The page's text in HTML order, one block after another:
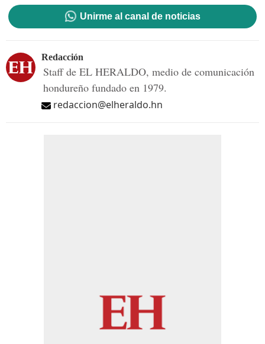
Unirme al canal de noticias
Redacción
Staff de EL HERALDO, medio de comunicación
hondureño fundado en 1979.
redaccion@elheraldo.hn